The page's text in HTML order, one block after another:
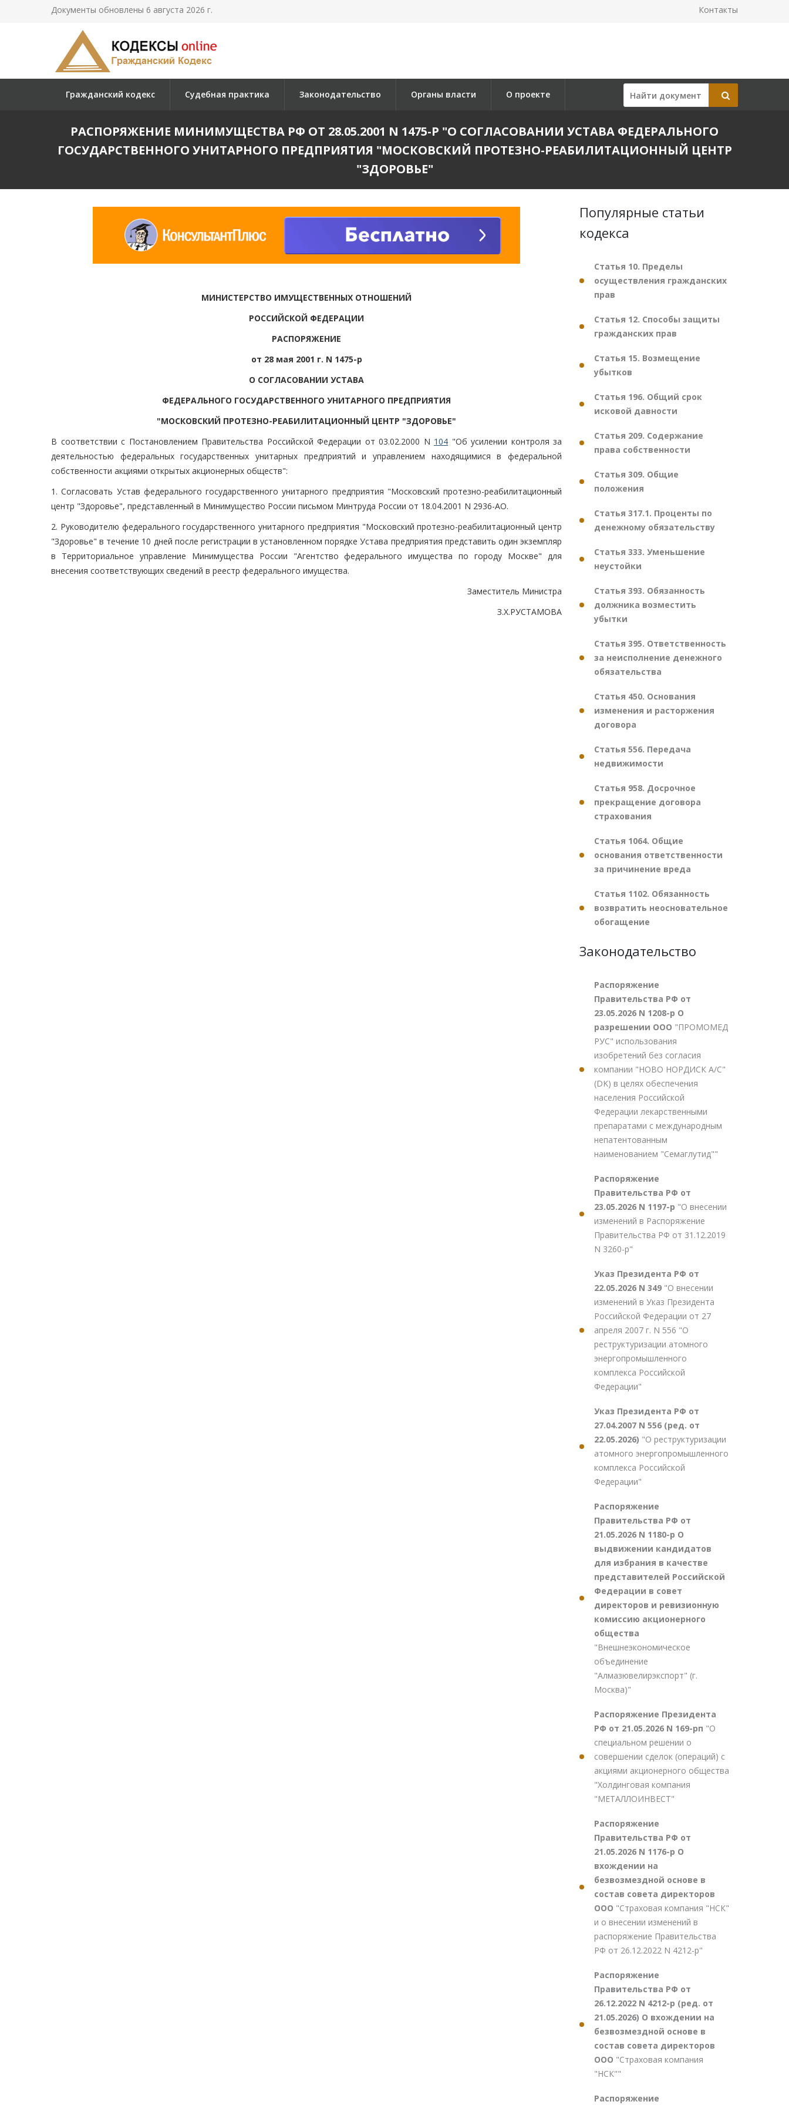
Документы обновлены 6 августа 2026 г. Контакты
Гражданский кодекс Судебная практика Законодательство Органы власти О проекте
РАСПОРЯЖЕНИЕ МИНИМУЩЕСТВА РФ ОТ 28.05.2001 N 1475-Р "О СОГЛАСОВАНИИ УСТАВА ФЕДЕРАЛЬНОГО
ГОСУДАРСТВЕННОГО УНИТАРНОГО ПРЕДПРИЯТИЯ "МОСКОВСКИЙ ПРОТЕЗНО-РЕАБИЛИТАЦИОННЫЙ ЦЕНТР
"ЗДОРОВЬЕ"
МИНИСТЕРСТВО ИМУЩЕСТВЕННЫХ ОТНОШЕНИЙ
РОССИЙСКОЙ ФЕДЕРАЦИИ
РАСПОРЯЖЕНИЕ
от 28 мая 2001 г. N 1475-р
О СОГЛАСОВАНИИ УСТАВА
ФЕДЕРАЛЬНОГО ГОСУДАРСТВЕННОГО УНИТАРНОГО ПРЕДПРИЯТИЯ
"МОСКОВСКИЙ ПРОТЕЗНО-РЕАБИЛИТАЦИОННЫЙ ЦЕНТР "ЗДОРОВЬЕ"
В соответствии с Постановлением Правительства Российской Федерации от 03.02.2000 N 104 "Об усилении контроля за
деятельностью федеральных государственных унитарных предприятий и управлением находящимися в федеральной
собственности акциями открытых акционерных обществ":
1. Согласовать Устав федерального государственного унитарного предприятия "Московский протезно-реабилитационный
центр "Здоровье", представленный в Минимущество России письмом Минтруда России от 18.04.2001 N 2936-АО.
2. Руководителю федерального государственного унитарного предприятия "Московский протезно-реабилитационный центр
"Здоровье" в течение 10 дней после регистрации в установленном порядке Устава предприятия представить один экземпляр
в Территориальное управление Минимущества России "Агентство федерального имущества по городу Москве" для
внесения соответствующих сведений в реестр федерального имущества.
Заместитель Министра
З.Х.РУСТАМОВА
Популярные статьи
кодекса
Статья 10. Пределы
осуществления гражданских
прав
Статья 12. Способы защиты
гражданских прав
Статья 15. Возмещение
убытков
Статья 196. Общий срок
исковой давности
Статья 209. Содержание
права собственности
Статья 309. Общие
положения
Статья 317.1. Проценты по
денежному обязательству
Статья 333. Уменьшение
неустойки
Статья 393. Обязанность
должника возместить
убытки
Статья 395. Ответственность
за неисполнение денежного
обязательства
Статья 450. Основания
изменения и расторжения
договора
Статья 556. Передача
недвижимости
Статья 958. Досрочное
прекращение договора
страхования
Статья 1064. Общие
основания ответственности
за причинение вреда
Статья 1102. Обязанность
возвратить неосновательное
обогащение
Законодательство
Распоряжение
Правительства РФ от
23.05.2026 N 1208-р О
разрешении ООО "ПРОМОМЕД
РУС" использования
изобретений без согласия
компании "НОВО НОРДИСК А/С"
(DK) в целях обеспечения
населения Российской
Федерации лекарственными
препаратами с международным
непатентованным
наименованием "Семаглутид""
Распоряжение
Правительства РФ от
23.05.2026 N 1197-р "О внесении
изменений в Распоряжение
Правительства РФ от 31.12.2019
N 3260-р"
Указ Президента РФ от
22.05.2026 N 349 "О внесении
изменений в Указ Президента
Российской Федерации от 27
апреля 2007 г. N 556 "О
реструктуризации атомного
энергопромышленного
комплекса Российской
Федерации"
Указ Президента РФ от
27.04.2007 N 556 (ред. от
22.05.2026) "О реструктуризации
атомного энергопромышленного
комплекса Российской
Федерации"
Распоряжение
Правительства РФ от
21.05.2026 N 1180-р О
выдвижении кандидатов
для избрания в качестве
представителей Российской
Федерации в совет
директоров и ревизионную
комиссию акционерного
общества
"Внешнеэкономическое
объединение
"Алмазювелирэкспорт" (г.
Москва)"
Распоряжение Президента
РФ от 21.05.2026 N 169-рп "О
специальном решении о
совершении сделок (операций) с
акциями акционерного общества
"Холдинговая компания
"МЕТАЛЛОИНВЕСТ"
Распоряжение
Правительства РФ от
21.05.2026 N 1176-р О
вхождении на
безвозмездной основе в
состав совета директоров
ООО "Страховая компания "НСК"
и о внесении изменений в
распоряжение Правительства
РФ от 26.12.2022 N 4212-р"
Распоряжение
Правительства РФ от
26.12.2022 N 4212-р (ред. от
21.05.2026) О вхождении на
безвозмездной основе в
состав совета директоров
ООО "Страховая компания
"НСК""
Распоряжение